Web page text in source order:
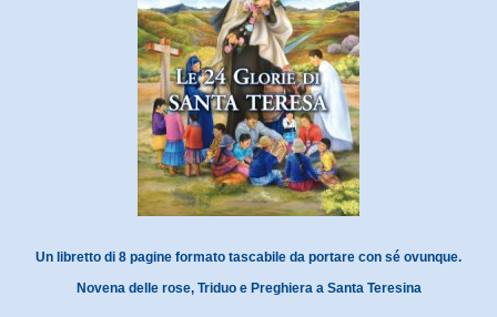
Un libretto di 8 pagine formato tascabile da portare con sé ovunque.
Novena delle rose, Triduo e Preghiera a Santa Teresina